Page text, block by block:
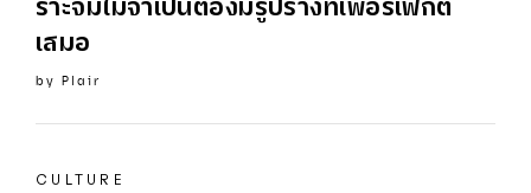
ราะจิ๋มไม่จำเป็นต้องมีรูปร่างที่เพอร์เฟ็กต์
เสมอ
by Plair
CULTURE